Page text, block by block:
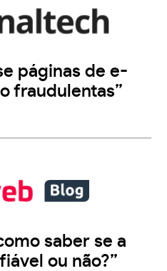
páginas de e-
fraudulentas”
saber se a
ou não?”